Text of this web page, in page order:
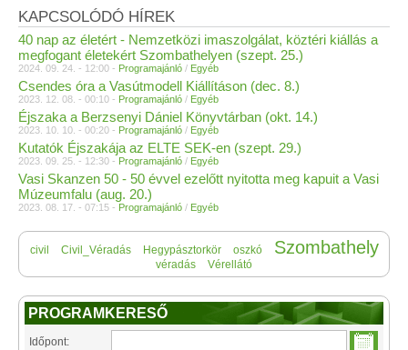
KAPCSOLÓDÓ HÍREK
40 nap az életért - Nemzetközi imaszolgálat, köztéri kiállás a
megfogant életekért Szombathelyen (szept. 25.)
2024. 09. 24. - 12:00 - Programajánló / Egyéb
Csendes óra a Vasútmodell Kiállításon (dec. 8.)
2023. 12. 08. - 00:10 - Programajánló / Egyéb
Éjszaka a Berzsenyi Dániel Könyvtárban (okt. 14.)
2023. 10. 10. - 00:20 - Programajánló / Egyéb
Kutatók Éjszakája az ELTE SEK-en (szept. 29.)
2023. 09. 25. - 12:30 - Programajánló / Egyéb
Vasi Skanzen 50 - 50 évvel ezelőtt nyitotta meg kapuit a Vasi
Múzeumfalu (aug. 20.)
2023. 08. 17. - 07:15 - Programajánló / Egyéb
civil Civil_Véradás Hegypásztorkör oszkó Szombathely
véradás Vérellátó
PROGRAMKERESŐ
Időpont: